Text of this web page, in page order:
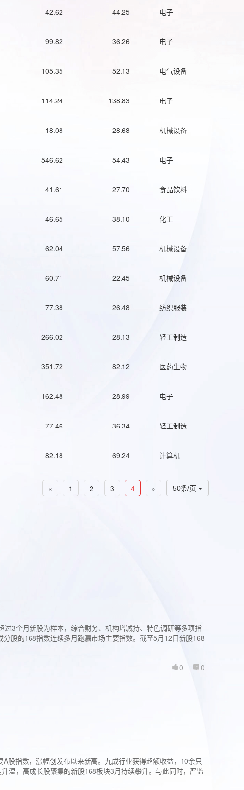
42.62 44.25 电子
99.82 36.26 电子
105.35 52.13 电气设备
114.24 138.83 电子
18.08 28.68 机械设备
546.62 54.43 电子
41.61 27.70 食品饮料
46.65 38.10 化工
62.04 57.56 机械设备
60.71 22.45 机械设备
77.38 26.48 纺织服装
266.02 28.13 轻工制造
351.72 82.12 医药生物
162.48 28.99 电子
77.46 36.34 轻工制造
82.18 69.24 计算机
50条/页
« 1 2 3 4 »
3个月新股为样本，综合财务、机构增减持、特色调研等多项指
股的168指数连续多月跑赢市场主要指数。截至5月12日新股168
0
0
股指数，涨幅创发布以来新高。九成行业获得超额收益，10余只
温，高成长股聚集的新股168板块3月持续攀升。与此同时，严监